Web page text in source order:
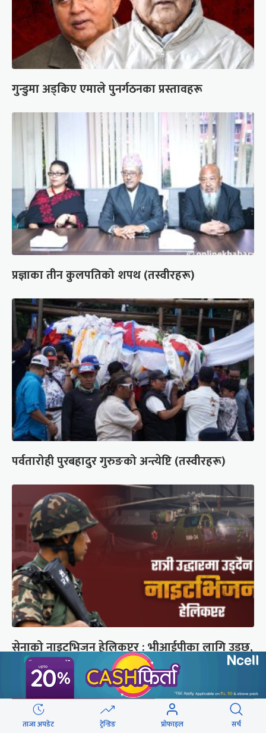
गुन्डुमा अड्किए एमाले पुनर्गठनका प्रस्तावहरू
प्रज्ञाका तीन कुलपतिको शपथ (तस्वीरहरू)
पर्वतारोही पुरबहादुर गुरुङको अन्त्येष्टि (तस्वीरहरू)
सेनाको नाइटभिजन हेलिकप्टर : भीआईपीका लागि उड्छ,
जनताको ज्यान बचाउन उड्दैन
ताजा अपडेट ट्रेन्डिङ प्रोफाइल सर्च